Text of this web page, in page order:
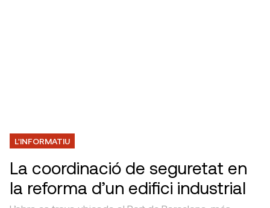
L'INFORMATIU
La coordinació de seguretat en
la reforma d’un edifici industrial